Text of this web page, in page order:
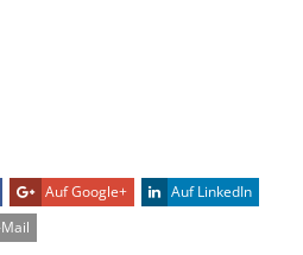
Auf Google+
Auf LinkedIn